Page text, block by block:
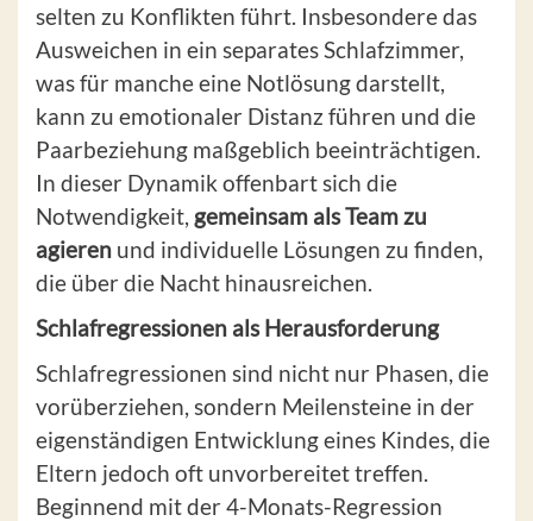
selten zu Konflikten führt. Insbesondere das
Ausweichen in ein separates Schlafzimmer,
was für manche eine Notlösung darstellt,
kann zu emotionaler Distanz führen und die
Paarbeziehung maßgeblich beeinträchtigen.
In dieser Dynamik offenbart sich die
Notwendigkeit, gemeinsam als Team zu
agieren und individuelle Lösungen zu finden,
die über die Nacht hinausreichen.
Schlafregressionen als Herausforderung
Schlafregressionen sind nicht nur Phasen, die
vorüberziehen, sondern Meilensteine in der
eigenständigen Entwicklung eines Kindes, die
Eltern jedoch oft unvorbereitet treffen.
Beginnend mit der 4-Monats-Regression